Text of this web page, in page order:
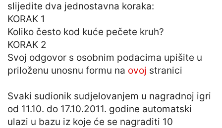
slijedite dva jednostavna koraka:
KORAK 1
Koliko često kod kuće pečete kruh?
KORAK 2
Svoj odgovor s osobnim podacima upišite u
priloženu unosnu formu na ovoj stranici
Svaki sudionik sudjelovanjem u nagradnoj igri
od 11.10. do 17.10.2011. godine automatski
ulazi u bazu iz koje će se nagraditi 10